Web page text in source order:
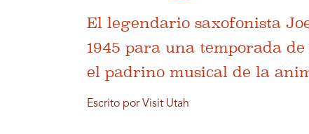
El legendario saxofonista
1945 para una temporada
el padrino musical de la
Escrito por Visit Utah